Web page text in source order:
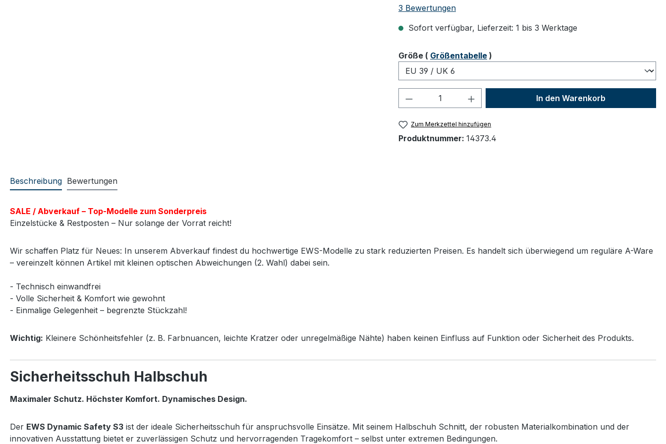
Durchschnittliche Bewertung von 5 von 5 Sternen
3 Bewertungen
Sofort verfügbar, Lieferzeit: 1 bis 3 Werktage
Größeauswählen
( Größentabelle )
Produkt Anzahl: Gib den gewünschten Wert
In den Warenkorb
Zum Merkzettel hinzufügen
Produktnummer: 14373.4
Beschreibung Bewertungen
SALE / Abverkauf – Top-Modelle zum Sonderpreis
Einzelstücke & Restposten – Nur solange der Vorrat reicht!
Wir schaffen Platz für Neues: In unserem Abverkauf findest du hochwertige EWS-Modelle zu stark reduzierten Preisen. Es handelt sich überwiegend um reguläre A-Ware
– vereinzelt können Artikel mit kleinen optischen Abweichungen (2. Wahl) dabei sein.
- Technisch einwandfrei
- Volle Sicherheit & Komfort wie gewohnt
- Einmalige Gelegenheit – begrenzte Stückzahl!
Wichtig: Kleinere Schönheitsfehler (z. B. Farbnuancen, leichte Kratzer oder unregelmäßige Nähte) haben keinen Einfluss auf Funktion oder Sicherheit des Produkts.
Sicherheitsschuh Halbschuh
Maximaler Schutz. Höchster Komfort. Dynamisches Design.
Der EWS Dynamic Safety S3 ist der ideale Sicherheitsschuh für anspruchsvolle Einsätze. Mit seinem Halbschuh Schnitt, der robusten Materialkombination und der
innovativen Ausstattung bietet er zuverlässigen Schutz und hervorragenden Tragekomfort – selbst unter extremen Bedingungen.